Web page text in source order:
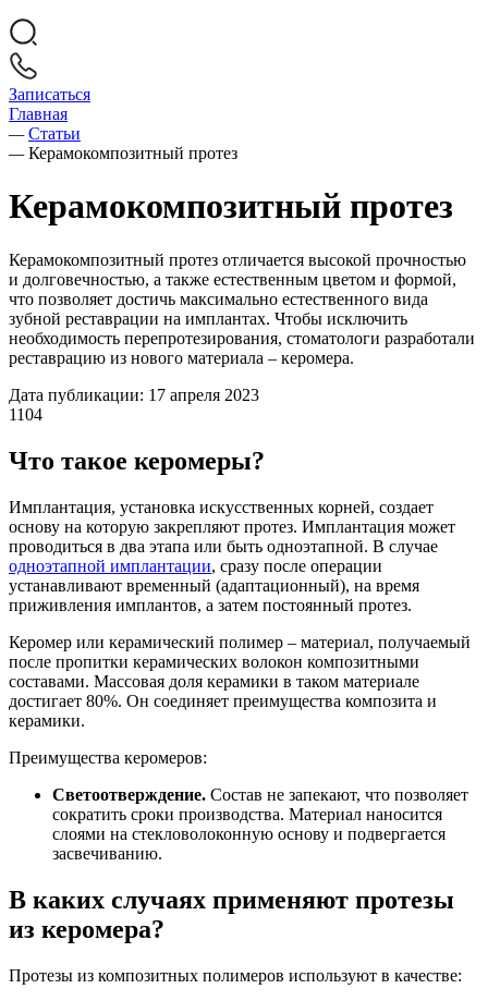
Записаться
Главная
— Статьи
— Керамокомпозитный протез
Керамокомпозитный протез
Керамокомпозитный протез отличается высокой прочностью
и долговечностью, а также естественным цветом и формой,
что позволяет достичь максимально естественного вида
зубной реставрации на имплантах. Чтобы исключить
необходимость перепротезирования, стоматологи разработали
реставрацию из нового материала – керомера.
Дата публикации: 17 апреля 2023
1104
Что такое керомеры?
Имплантация, установка искусственных корней, создает
основу на которую закрепляют протез. Имплантация может
проводиться в два этапа или быть одноэтапной. В случае
одноэтапной имплантации, сразу после операции
устанавливают временный (адаптационный), на время
приживления имплантов, а затем постоянный протез.
Керомер или керамический полимер – материал, получаемый
после пропитки керамических волокон композитными
составами. Массовая доля керамики в таком материале
достигает 80%. Он соединяет преимущества композита и
керамики.
Преимущества керомеров:
Светоотверждение. Состав не запекают, что позволяет
сократить сроки производства. Материал наносится
слоями на стекловолоконную основу и подвергается
засвечиванию.
В каких случаях применяют протезы
из керомера?
Протезы из композитных полимеров используют в качестве: